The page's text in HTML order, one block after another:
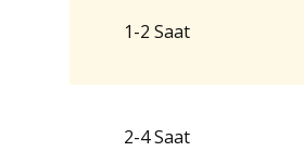
1-2 Saat
2-4 Saat